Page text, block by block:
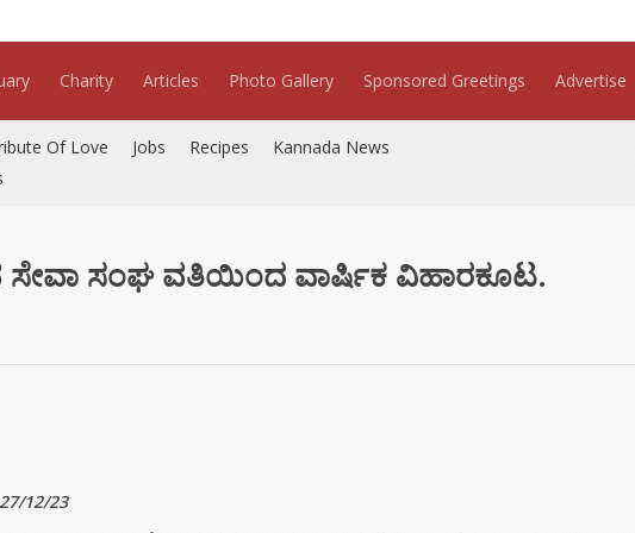
Charity Articles Photo Gallery Sponsored Greetings Advertise
Of Love Jobs Recipes
Kannada News
ಸೇವಾ ಸಂಘ ವತಿಯಿಂದ ವಾರ್ಷಿಕ ವಿಹಾರಕೂಟ.
12/23